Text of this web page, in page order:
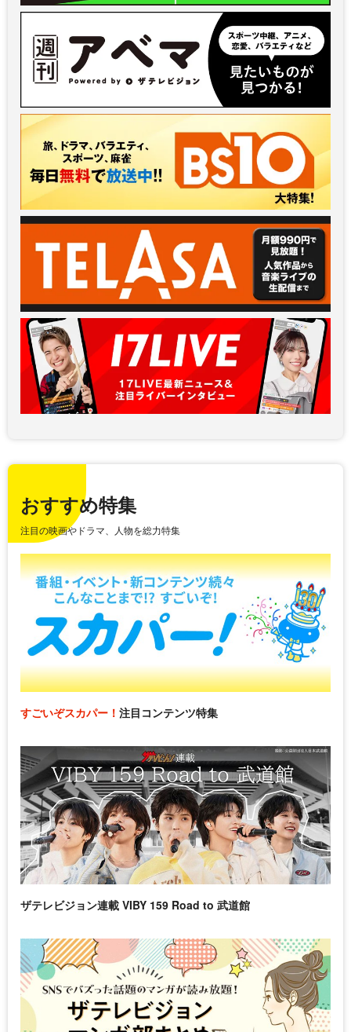
おすすめ特集
注目の映画やドラマ、人物を総力特集
すごいぞスカパー！ 注目コンテンツ特集
ザテレビジョン連載 VIBY 159 Road to 武道館